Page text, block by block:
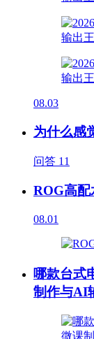
08.03
为什么感
问答 11
ROG高配
08.01
哪款台式
制作与AI